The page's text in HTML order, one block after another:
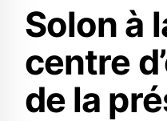
Solon à
centre
de la